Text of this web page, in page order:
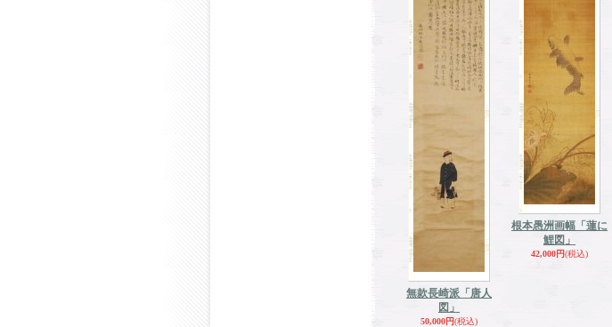
無款長崎派「唐人
図」
50,000円(税込)
根本愚洲画幅「蓮に
鯉図」
42,000円(税込)